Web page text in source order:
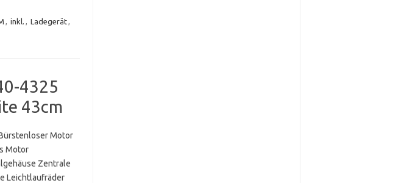
, inkl. , Ladegerät,
4325
43cm
Motor
Motor
Zentrale
Leichtlaufräder